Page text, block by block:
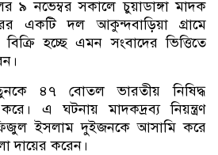
৯ নভেম্বর সকালে চুয়াডাঙ্গা মাদক
একটি দল আকুন্দবাড়িয়া গ্রামে
হচ্ছে এমন সংবাদের ভিত্তিতে
৪৭ বোতল ভারতীয় নিষিদ্ধ
এ ঘটনায় মাদকদ্রব্য নিয়ন্ত্রণ
ইসলাম দুইজনকে আসামি করে
দায়ের করেন।